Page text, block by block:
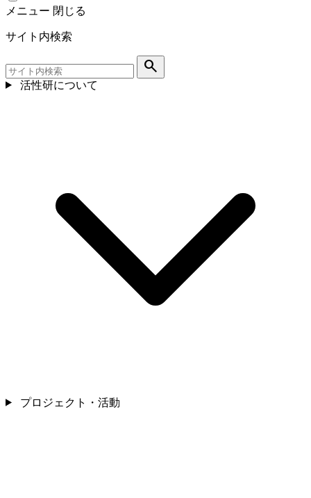
メニュー 閉じる
サイト内検索
search
活性研について
プロジェクト・活動